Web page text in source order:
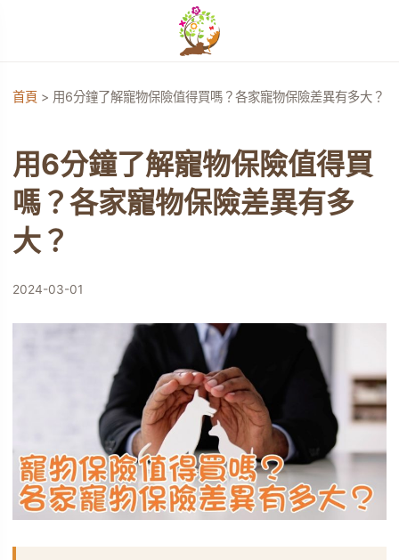
首頁 > 用6分鐘了解寵物保險值得買嗎？各家寵物保險差異有多大？
用6分鐘了解寵物保險值得買
嗎？各家寵物保險差異有多
大？
2024-03-01